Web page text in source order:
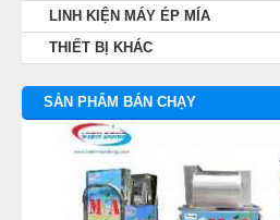
LINH KIỆN MÁY ÉP MÍA
THIẾT BỊ KHÁC
SẢN PHẨM BÁN CHẠY